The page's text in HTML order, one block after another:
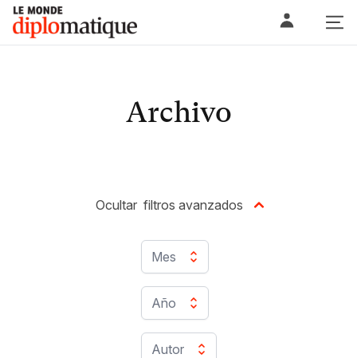
Skip
content
Le monde diplomatique
Archivo
Mes
Año
Autor
Ocultar filtros avanzados